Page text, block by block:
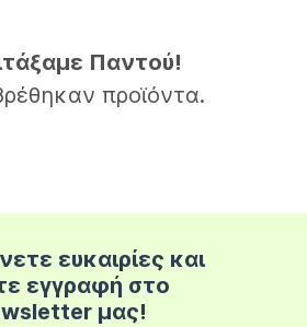
Παντού!
προϊόντα.
ευκαιρίες και
εγγραφή στο
μας!